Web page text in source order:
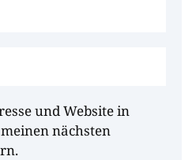
und Website in
nächsten